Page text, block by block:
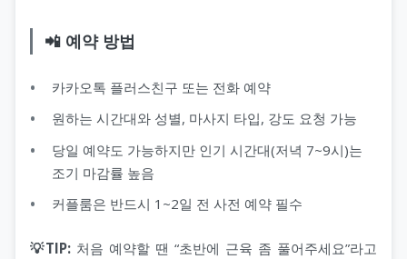
📲 예약 방법
카카오톡 플러스친구 또는 전화 예약
원하는 시간대와 성별, 마사지 타입, 강도 요청 가능
당일 예약도 가능하지만 인기 시간대(저녁 7~9시)는
조기 마감률 높음
커플룸은 반드시 1~2일 전 사전 예약 필수
💡TIP: 처음 예약할 땐 “초반에 근육 좀 풀어주세요”라고